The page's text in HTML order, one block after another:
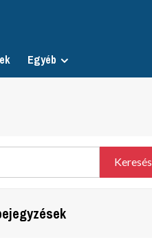
Egyéb
Keresés